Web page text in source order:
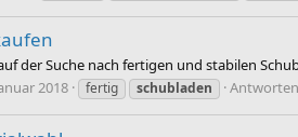
der Suche nach fertigen und stabilen
2018 fertig schubladen